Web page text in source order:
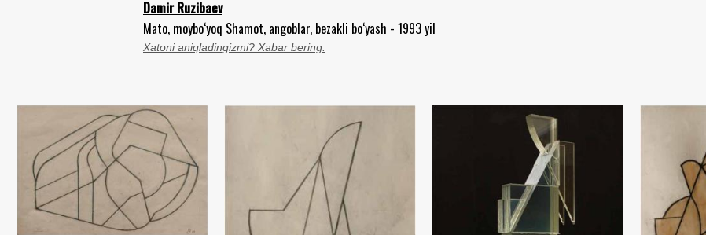
Damir Ruzibaev
Mato, moybo‘yoq Shamot, angoblar, bezakli bo‘yash - 1993 yil
Xatoni aniqladingizmi? Xabar bering.